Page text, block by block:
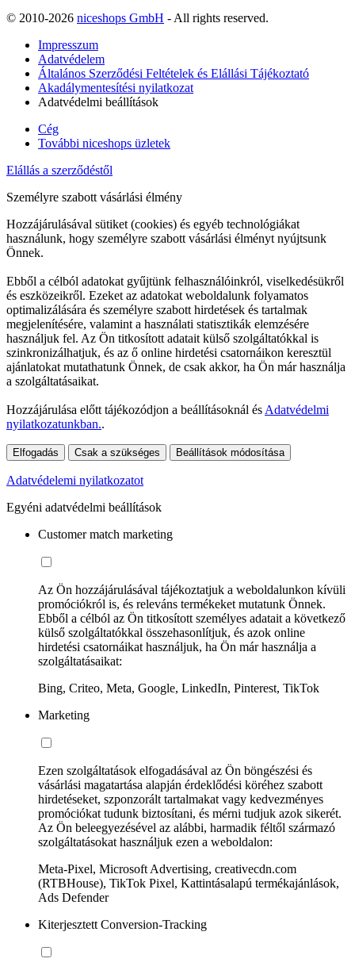
© 2010-2026 niceshops GmbH - All rights reserved.
Impresszum
Adatvédelem
Általános Szerződési Feltételek és Elállási Tájékoztató
Akadálymentesítési nyilatkozat
Adatvédelmi beállítások
Cég
További niceshops üzletek
Elállás a szerződéstől
Személyre szabott vásárlási élmény
Hozzájárulásával sütiket (cookies) és egyéb technológiákat
használunk, hogy személyre szabott vásárlási élményt nyújtsunk
Önnek.
Ebből a célból adatokat gyűjtünk felhasználóinkról, viselkedésükről
és eszközeikről. Ezeket az adatokat weboldalunk folyamatos
optimalizálására és személyre szabott hirdetések és tartalmak
megjelenítésére, valamint a használati statisztikák elemzésére
használjuk fel. Az Ön titkosított adatait külső szolgáltatókkal is
szinkronizálhatjuk, és az ő online hirdetési csatornáikon keresztül
ajánlatokat mutathatunk Önnek, de csak akkor, ha Ön már használja
a szolgáltatásaikat.
Hozzájárulása előtt tájékozódjon a beállításoknál és Adatvédelmi
nyilatkozatunkban..
Elfogadás Csak a szükséges Beállítások módosítása
Adatvédelemi nyilatkozatot
Egyéni adatvédelmi beállítások
Customer match marketing
Az Ön hozzájárulásával tájékoztatjuk a weboldalunkon kívüli
promóciókról is, és releváns termékeket mutatunk Önnek.
Ebből a célból az Ön titkosított személyes adatait a következő
külső szolgáltatókkal összehasonlítjuk, és azok online
hirdetési csatornáikat használjuk, ha Ön már használja a
szolgáltatásaikat:
Bing, Criteo, Meta, Google, LinkedIn, Pinterest, TikTok
Marketing
Ezen szolgáltatások elfogadásával az Ön böngészési és
vásárlási magatartása alapján érdeklődési köréhez szabott
hirdetéseket, szponzorált tartalmakat vagy kedvezményes
promóciókat tudunk biztosítani, és mérni tudjuk azok sikerét.
Az Ön beleegyezésével az alábbi, harmadik féltől származó
szolgáltatásokat használjuk ezen a weboldalon:
Meta-Pixel, Microsoft Advertising, creativecdn.com
(RTBHouse), TikTok Pixel, Kattintásalapú termékajánlások,
Ads Defender
Kiterjesztett Conversion-Tracking